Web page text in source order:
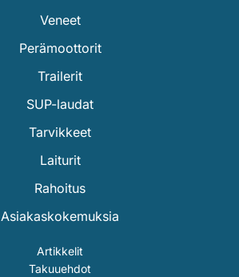
Veneet
Perämoottorit
Trailerit
SUP-laudat
Tarvikkeet
Laiturit
Rahoitus
Asiakaskokemuksia
Artikkelit
Takuuehdot